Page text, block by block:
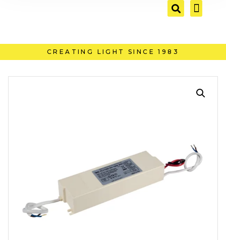
CREATING LIGHT SINCE 1983